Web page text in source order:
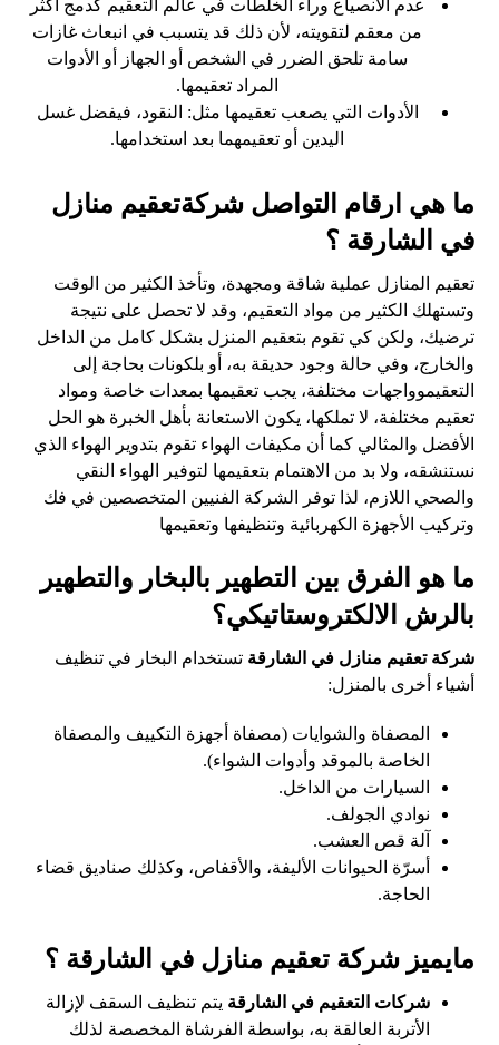
عدم الانصياع وراء الخلطات في عالم التعقيم كدمج أكثر
من معقم لتقويته، لأن ذلك قد يتسبب في انبعاث غازات
سامة تلحق الضرر في الشخص أو الجهاز أو الأدوات
المراد تعقيمها.
الأدوات التي يصعب تعقيمها مثل: النقود، فيفضل غسل
اليدين أو تعقيمهما بعد استخدامها.
ما هي ارقام التواصل شركةتعقيم منازل
في الشارقة ؟
تعقيم المنازل عملية شاقة ومجهدة، وتأخذ الكثير من الوقت
وتستهلك الكثير من مواد التعقيم، وقد لا تحصل على نتيجة
ترضيك، ولكن كي تقوم بتعقيم المنزل بشكل كامل من الداخل
والخارج، وفي حالة وجود حديقة به، أو بلكونات بحاجة إلى
التعقيموواجهات مختلفة، يجب تعقيمها بمعدات خاصة ومواد
تعقيم مختلفة، لا تملكها، يكون الاستعانة بأهل الخبرة هو الحل
الأفضل والمثالي كما أن مكيفات الهواء تقوم بتدوير الهواء الذي
نستنشقه، ولا بد من الاهتمام بتعقيمها لتوفير الهواء النقي
والصحي اللازم، لذا توفر الشركة الفنيين المتخصصين في فك
وتركيب الأجهزة الكهربائية وتنظيفها وتعقيمها
ما هو الفرق بين التطهير بالبخار والتطهير
بالرش الالكتروستاتيكي؟
شركة تعقيم منازل في الشارقةتستخدام البخار في تنظيف
أشياء أخرى بالمنزل:
المصفاة والشوايات (مصفاة أجهزة التكييف والمصفاة
الخاصة بالموقد وأدوات الشواء).
السيارات من الداخل.
نوادي الجولف.
آلة قص العشب.
أسرّة الحيوانات الأليفة، والأقفاص، وكذلك صناديق قضاء
الحاجة.
مايميز شركة تعقيم منازل في الشارقة ؟
شركات التعقيم في الشارقة يتم تنظيف السقف لإزالة
الأتربة العالقة به، بواسطة الفرشاة المخصصة لذلك